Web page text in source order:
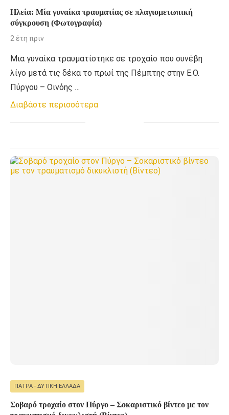
Ηλεία: Μία γυναίκα τραυματίας σε πλαγιομετωπική
σύγκρουση (Φωτογραφία)
2 έτη πριν
Μια γυναίκα τραυματίστηκε σε τροχαίο που συνέβη
λίγο μετά τις δέκα το πρωί της Πέμπτης στην Ε.Ο.
Πύργου – Οινόης …
Διαβάστε περισσότερα
ΠΆΤΡΑ - ΔΥΤΙΚΉ ΕΛΛΆΔΑ
Σοβαρό τροχαίο στον Πύργο – Σοκαριστικό βίντεο με τον